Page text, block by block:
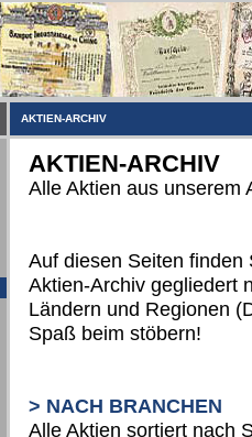
AKTIEN-ARCHIV
AKTIEN-ARCHIV
Alle Aktien aus unserem
Auf diesen Seiten finden
Aktien-Archiv gegliedert
Ländern und Regionen
Spaß beim stöbern!
> NACH BRANCHEN
Alle Aktien sortiert nach